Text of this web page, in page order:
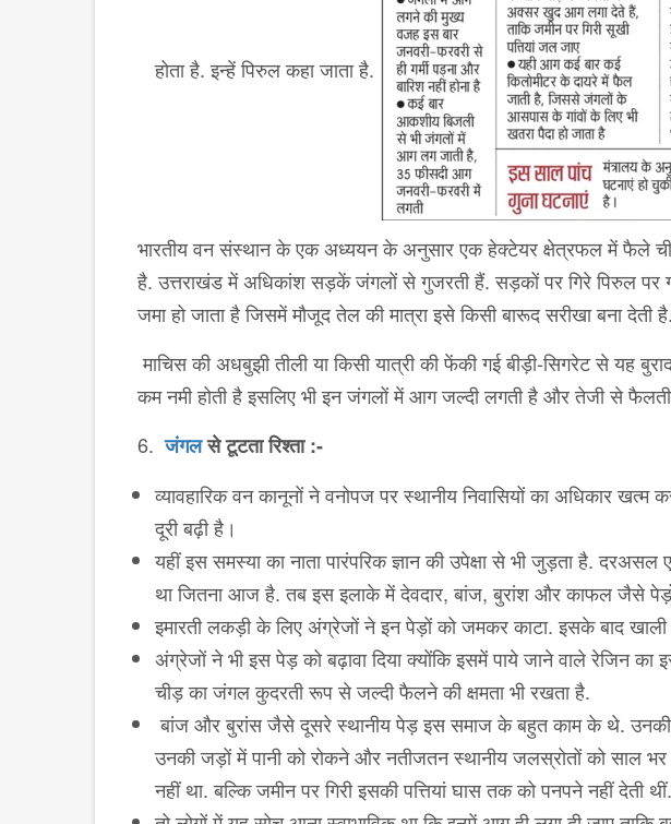
होता है. इन्हें पिरुल कहा जाता है.
भारतीय वन संस्थान के एक अध्ययन के अनुसार एक हेक्टेयर क्षेत्रफल में फैले
है. उत्तराखंड में अधिकांश सड़कें जंगलों से गुजरती हैं. सड़कों पर गिरे पिरुल पर
जमा हो जाता है जिसमें मौजूद तेल की मात्रा इसे किसी बारूद सरीखा बना देती है.
माचिस की अधबुझी तीली या किसी यात्री की फेंकी गई बीड़ी-सिगरेट से यह
कम नमी होती है इसलिए भी इन जंगलों में आग जल्दी लगती है और तेजी से
6.जंगलसे टूटता रिश्ता :-
व्यावहारिक वन कानूनों ने वनोपज पर स्थानीय निवासियों का अधिकार
दूरी बढ़ी है।
यहीं इस समस्या का नाता पारंपरिक ज्ञान की उपेक्षा से भी जुड़ता है.
था जितना आज है. तब इस इलाके में देवदार, बांज, बुरांश और काफल जैसे
इमारती लकड़ी के लिए अंग्रेजों ने इन पेड़ों को जमकर काटा. इसके बाद
अंग्रेजों ने भी इस पेड़ को बढ़ावा दिया क्योंकि इसमें पाये जाने वाले रेजिन का
चीड़ का जंगल कुदरती रूप से जल्दी फैलने की क्षमता भी रखता है.
बांज और बुरांस जैसे दूसरे स्थानीय पेड़ इस समाज के बहुत काम के थे. उनकी
उनकी जड़ों में पानी को रोकने और नतीजतन स्थानीय जलस्रोतों को साल
नहीं था. बल्कि जमीन पर गिरी इसकी पत्तियां घास तक को पनपने नहीं देती थीं.